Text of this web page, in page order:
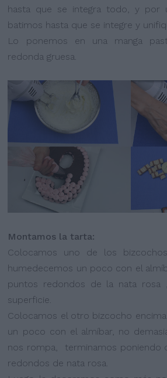
hasta que se integra todo, y por
batimos hasta que se integre y
Lo ponemos en una manga
redonda gruesa.
Montamos la tarta:
Colocamos uno de los
humedecemos un poco con el
puntos redondos de la nata rosa
superficie.
Colocamos el otro bizcocho
un poco con el almíbar, no
nos rompa, terminamos poniendo
redondos de nata rosa.